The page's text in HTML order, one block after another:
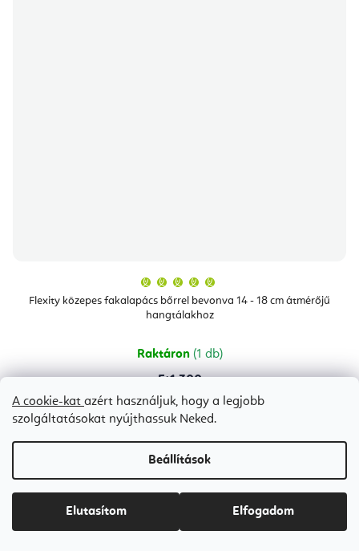
A cookie-kat azért használjuk, hogy a legjobb
szolgáltatásokat nyújthassuk Neked.
Beállítások
Elutasítom Elfogadom
Flexity közepes fakalapács bőrrel bevonva 14 - 18 cm átmérőjű
hangtálakhoz
átlagos
értékelése
csillag.
Raktáron (1 db)
Ft1 300